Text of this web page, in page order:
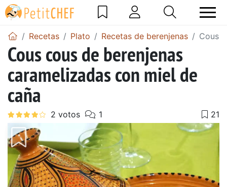
Recetas Plato Recetas de berenjenas Cous
Cous cous de berenjenas
caramelizadas con miel de
caña